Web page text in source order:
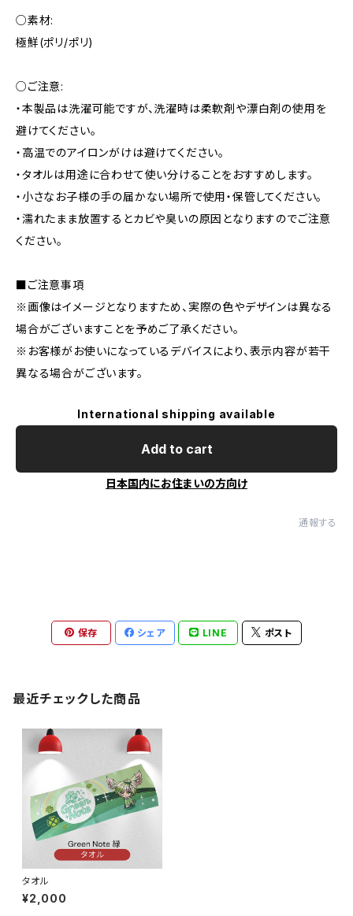
○素材:
極鮮(ポリ/ポリ)
○ご注意:
・本製品は洗濯可能ですが、洗濯時は柔軟剤や漂白剤の使用を
避けてください。
・高温でのアイロンがけは避けてください。
・タオルは用途に合わせて使い分けることをおすすめします。
・小さなお子様の手の届かない場所で使用・保管してください。
・濡れたまま放置するとカビや臭いの原因となりますのでご注意
ください。
■ご注意事項
※画像はイメージとなりますため、実際の色やデザインは異なる
場合がございますことを予めご了承ください。
※お客様がお使いになっているデバイスにより、表示内容が若干
異なる場合がございます。
International shipping available
Add to cart
日本国内にお住まいの方向け
通報する
保存 シェア LINE ポスト
最近チェックした商品
タオル
¥2,000